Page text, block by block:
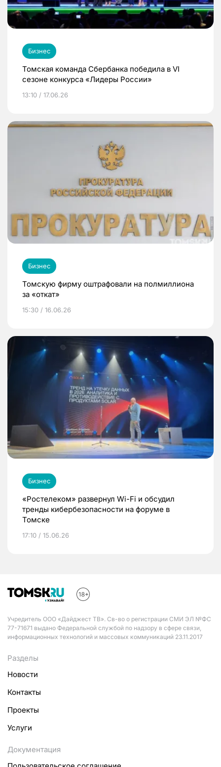
Бизнес
Томская команда Сбербанка победила в VI
сезоне конкурса «Лидеры России»
13:10 / 17.06.26
Бизнес
Томскую фирму оштрафовали на полмиллиона
за «откат»
15:30 / 16.06.26
Бизнес
«Ростелеком» развернул Wi-Fi и обсудил
тренды кибербезопасности на форуме в
Томске
17:10 / 15.06.26
Учредитель ООО «Дайджест ТВ». Св-во о регистрации СМИ ЭЛ №ФС
77-71671 выдано Федеральной службой по надзору в сфере связи,
информационных технологий и массовых коммуникаций 23.11.2017
Разделы
Новости
Контакты
Проекты
Услуги
Документация